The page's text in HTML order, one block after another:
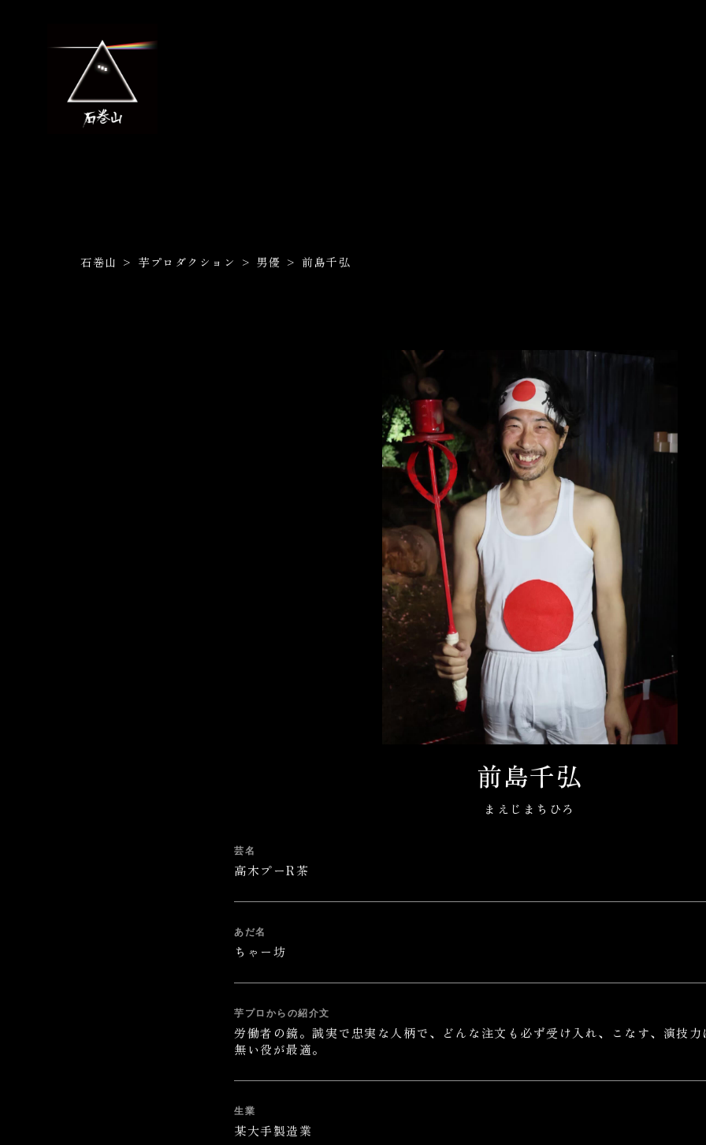
石巻山 > 芋プロダクション > 男優 > 前島千弘
前島千弘
まえじまちひろ
芸名
高木プーR茶
あだ名
ちゃー坊
芋プロからの紹介文
労働者の鏡。誠実で忠実な人柄で、どんな注文も必ず受け入れ、こなす、演技力
無い役が最適。
生業
某大手製造業